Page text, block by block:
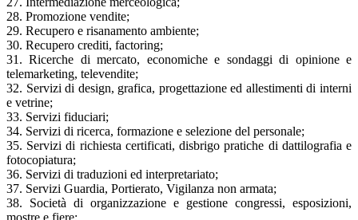
28. Promozione vendite;
29. Recupero e risanamento ambiente;
30. Recupero crediti, factoring;
31. Ricerche di mercato, economiche e sondaggi di opinione e
telemarketing, televendite;
32. Servizi di design, grafica, progettazione ed allestimenti di interni
e vetrine;
33. Servizi fiduciari;
34. Servizi di ricerca, formazione e selezione del personale;
35. Servizi di richiesta certificati, disbrigo pratiche di dattilografia e
fotocopiatura;
36. Servizi di traduzioni ed interpretariato;
37. Servizi Guardia, Portierato, Vigilanza non armata;
38. Società di organizzazione e gestione congressi, esposizioni,
mostre e fiere;